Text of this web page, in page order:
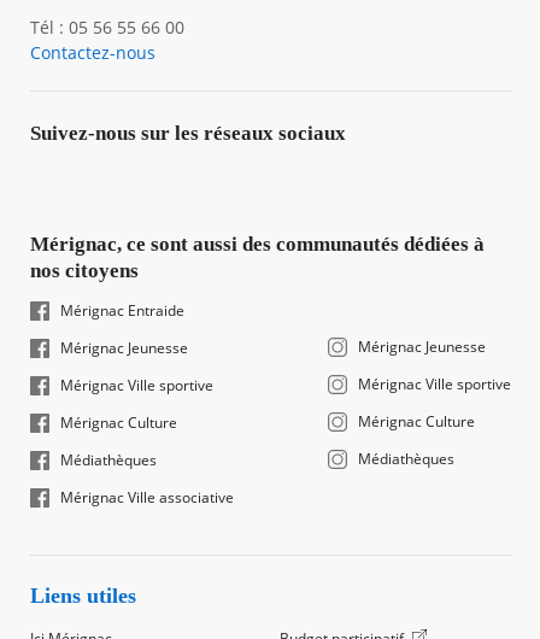
Tél : 05 56 55 66 00
Contactez-nous
Suivez-nous sur les réseaux sociaux
Mérignac, ce sont aussi des communautés dédiées à
nos citoyens
Mérignac Entraide
Mérignac Jeunesse
Mérignac Ville sportive
Mérignac Culture
Médiathèques
Mérignac Ville associative
Mérignac Jeunesse
Mérignac Ville sportive
Mérignac Culture
Médiathèques
Liens utiles